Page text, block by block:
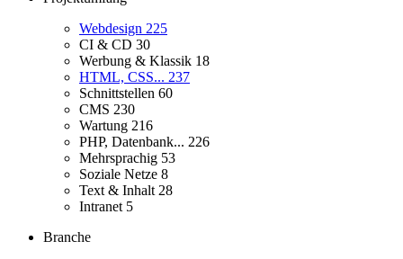
Webdesign 225
CI & CD 30
Werbung & Klassik 18
HTML, CSS... 237
Schnittstellen 60
CMS 230
Wartung 216
PHP, Datenbank... 226
Mehrsprachig 53
Soziale Netze 8
Text & Inhalt 28
Intranet 5
Branche